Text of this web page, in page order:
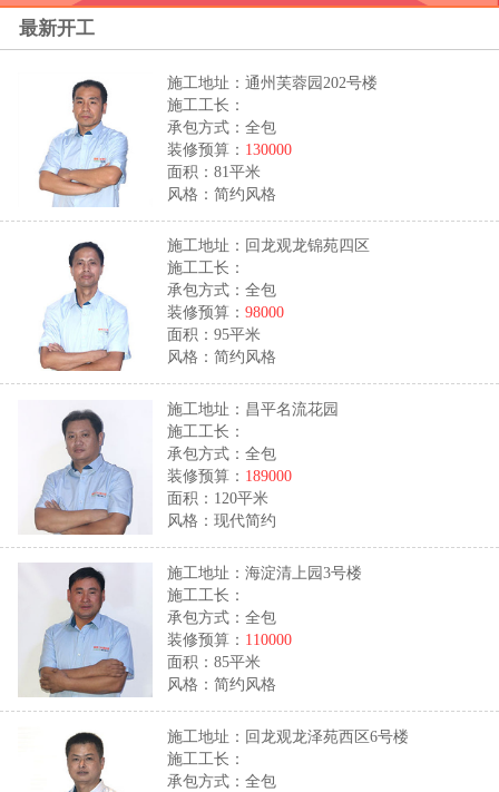
最新开工
施工地址：通州芙蓉园202号楼
施工工长：
承包方式：全包
装修预算： 130000
面积：81平米
风格：简约风格
施工地址：回龙观龙锦苑四区
施工工长：
承包方式：全包
装修预算：98000
面积：95平米
风格：简约风格
施工地址：昌平名流花园
施工工长：
承包方式：全包
装修预算： 189000
面积：120平米
风格：现代简约
施工地址：海淀清上园3号楼
施工工长：
承包方式：全包
装修预算： 110000
面积：85平米
风格：简约风格
施工地址：回龙观龙泽苑西区6号楼
施工工长：
承包方式：全包